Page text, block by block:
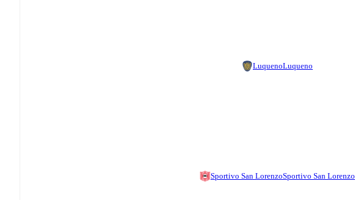
LuquenoLuqueno
Sportivo San LorenzoSportivo San Lorenzo